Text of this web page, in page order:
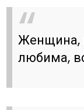
Женщина,
любима,